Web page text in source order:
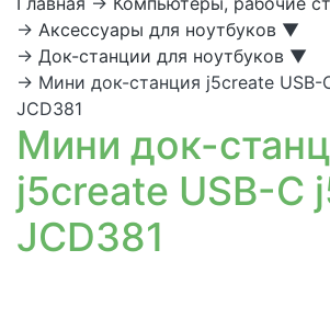
→ Аксессуары для ноутбуков ▼
→ Док-станции для ноутбуков ▼
→ Мини док-станция j5create USB-
JCD381
Мини док-
j5create USB-C
JCD381